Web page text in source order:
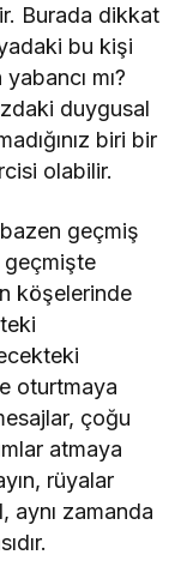
Burada dikkat
bu kişi
mı?
duygusal
biri bir
olabilir.
geçmiş
geçmişte
köşelerinde
oturtmaya
çoğu
atmaya
rüyalar
aynı zamanda